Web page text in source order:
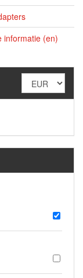
informatie (en)